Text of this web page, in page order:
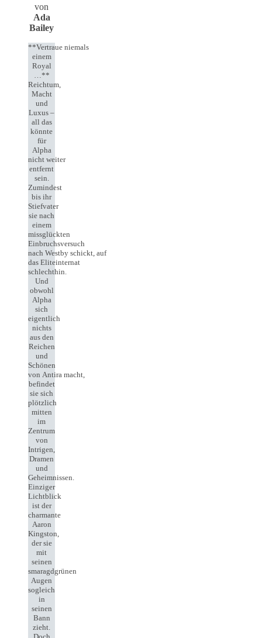
von
Ada
Bailey
**Vertraue niemals
einem
Royal
…**
Reichtum,
Macht
und
Luxus –
all das
könnte
für
Alpha
nicht weiter
entfernt
sein.
Zumindest
bis ihr
Stiefvater
sie nach
einem
missglückten
Einbruchsversuch
nach Westby schickt, auf
das Eliteinternat
schlechthin.
Und
obwohl
Alpha
sich
eigentlich
nichts
aus den
Reichen
und
Schönen
von Antira macht,
befindet
sie sich
plötzlich
mitten
im
Zentrum
von
Intrigen,
Dramen
und
Geheimnissen.
Einziger
Lichtblick
ist der
charmante
Aaron
Kingston,
der sie
mit
seinen
smaragdgrünen
Augen
sogleich
in
seinen
Bann
zieht.